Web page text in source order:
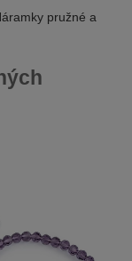
pružné a